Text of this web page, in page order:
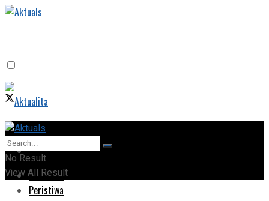
Home
Peristiwa
Home
Peristiwa
No Result
View All Result